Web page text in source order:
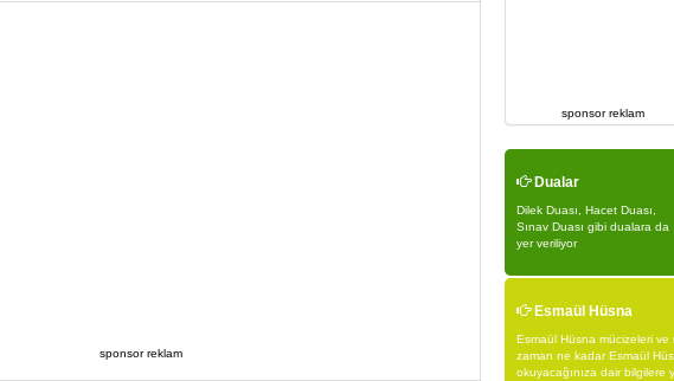
sponsor reklam
sponsor reklam
Dualar
Dilek Duası, Hacet Duası,
Sınav Duası gibi dualara da
yer veriliyor
Esmaül Hüsna
Esmaül Hüsna mücizeleri ve
zaman ne kadar Esmaül
okuyacağınıza dair bilgilere